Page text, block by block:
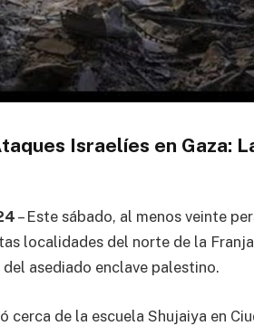
Israelíes en Gaza:
– Este sábado, al menos veinte
localidades del norte de la
asediado enclave palestino.
cerca de la escuela Shujaiya en